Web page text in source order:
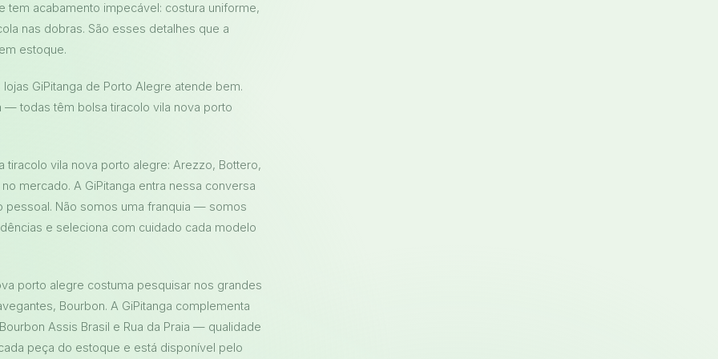
tem acabamento impecável: costura uniforme,
nas dobras. São esses detalhes que a
estoque.
GiPitanga de Porto Alegre atende bem.
— todas têm bolsa tiracolo vila nova porto
vila nova porto alegre: Arezzo, Bottero,
mercado. A GiPitanga entra nessa conversa
pessoal. Não somos uma franquia — somos
e seleciona com cuidado cada modelo
porto alegre costuma pesquisar nos grandes
Bourbon. A GiPitanga complementa
Assis Brasil e Rua da Praia — qualidade
peça do estoque e está disponível pelo